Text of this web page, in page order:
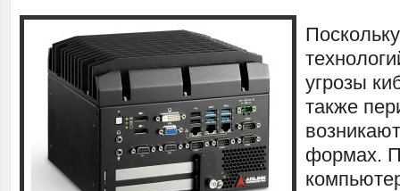
угрозы
также
формах.